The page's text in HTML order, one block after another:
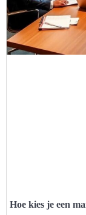
Hoe kies je een